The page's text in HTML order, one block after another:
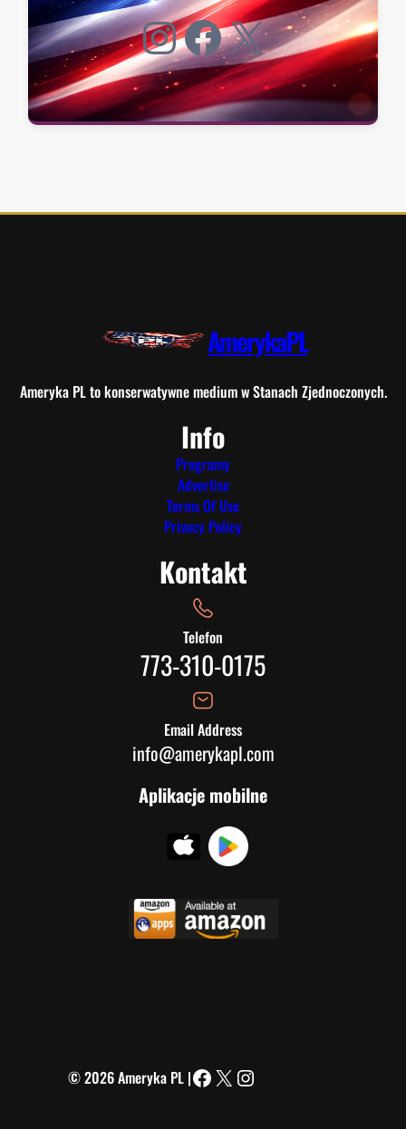
Instagram Facebook X
AmerykaPL
Ameryka PL to konserwatywne medium w Stanach Zjednoczonych.
Info
Programy
Advertise
Terms Of Use
Privacy Policy
Kontakt
Telefon
773-310-0175
Email Address
info@amerykapl.com
Aplikacje mobilne
© 2026 Ameryka PL |
Facebook
X Instagram